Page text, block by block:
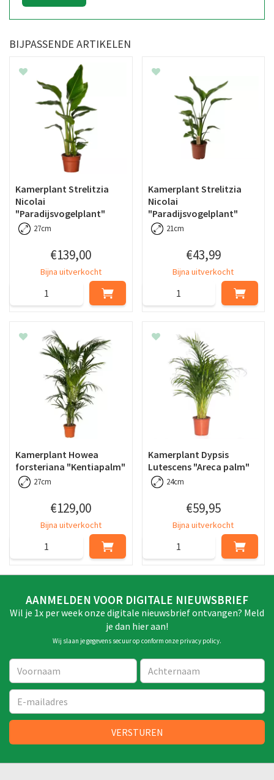
BIJPASSENDE ARTIKELEN
Kamerplant Strelitzia
Nicolai
"Paradijsvogelplant"
27cm
€139,00
Bijna uitverkocht
Kamerplant Strelitzia
Nicolai
"Paradijsvogelplant"
21cm
€43,99
Bijna uitverkocht
Kamerplant Howea
forsteriana "Kentiapalm"
27cm
€129,00
Bijna uitverkocht
Kamerplant Dypsis
Lutescens "Areca palm"
24cm
€59,95
Bijna uitverkocht
AANMELDEN VOOR DIGITALE NIEUWSBRIEF
Wil je 1x per week onze digitale nieuwsbrief ontvangen? Meld
je dan hier aan!
Wij slaan je gegevens secuur op conform onze privacy policy.